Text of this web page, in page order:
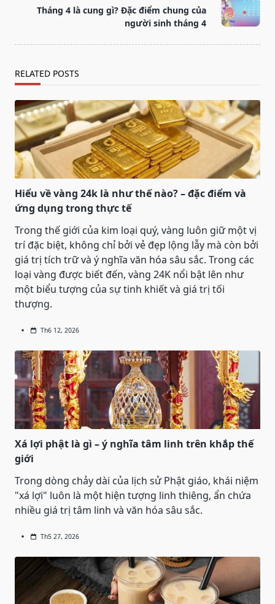
reader-Tháng 4 là cung gì? Đặc điểm chung của
người sinh tháng 4
RELATED POSTS
Hiểu về vàng 24k là như thế nào? – đặc điểm và
ứng dụng trong thực tế
Trong thế giới của kim loại quý, vàng luôn giữ một vị
trí đặc biệt, không chỉ bởi vẻ đẹp lộng lẫy mà còn bởi
giá trị tích trữ và ý nghĩa văn hóa sâu sắc. Trong các
loại vàng được biết đến, vàng 24K nổi bật lên như
một biểu tượng của sự tinh khiết và giá trị tối
thượng.
Th6 12, 2026
Xá lợi phật là gì – ý nghĩa tâm linh trên khắp thế
giới
Trong dòng chảy dài của lịch sử Phật giáo, khái niệm
"xá lợi" luôn là một hiện tượng linh thiêng, ẩn chứa
nhiều giá trị tâm linh và văn hóa sâu sắc.
Th5 27, 2026